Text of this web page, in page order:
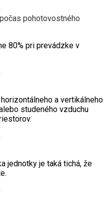
pohotovostného
80% pri prevádzke v
a vertikálneho
studeného vzduchu
jednotky je taká tichá, že